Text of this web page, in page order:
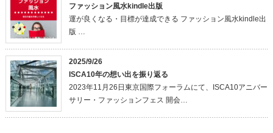
ファッション風水kindle出版
運が良くなる・目標が達成できる ファッション風水kindle出
版 …
2025/9/26
ISCA10年の想い出を振り返る
2023年11月26日東京国際フォーラムにて、ISCA10アニバー
サリー・ファッションフェス 開会…